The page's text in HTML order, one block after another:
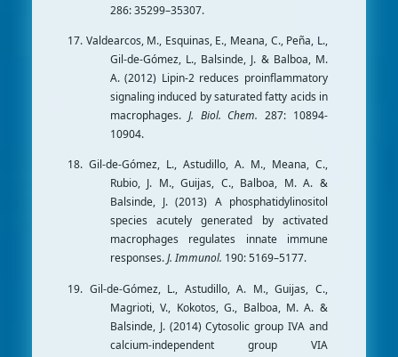
286: 35299–35307.
17. Valdearcos, M., Esquinas, E., Meana, C., Peña, L.,
Gil-de-Gómez, L., Balsinde, J. & Balboa, M.
A. (2012) Lipin-2 reduces proinflammatory
signaling induced by saturated fatty acids in
macrophages. J. Biol. Chem. 287: 10894-
10904.
18. Gil-de-Gómez, L., Astudillo, A. M., Meana, C.,
Rubio, J. M., Guijas, C., Balboa, M. A. &
Balsinde, J. (2013) A phosphatidylinositol
species acutely generated by activated
macrophages regulates innate immune
responses.J. Immunol. 190: 5169–5177.
19. Gil-de-Gómez, L., Astudillo, A. M., Guijas, C.,
Magrioti, V., Kokotos, G., Balboa, M. A. &
Balsinde, J. (2014) Cytosolic group IVA and
calcium-independent group VIA